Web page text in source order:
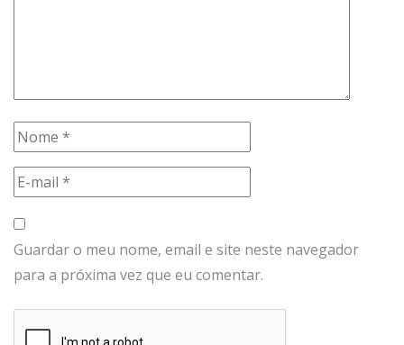
Guardar o meu nome, email e site neste navegador
para a próxima vez que eu comentar.